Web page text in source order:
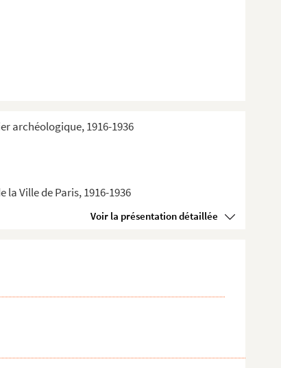
archéologique, 1916-1936
Ville de Paris, 1916-1936
Voir la présentation détaillée